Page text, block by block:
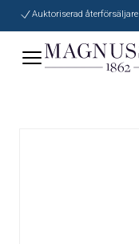
Auktoriserad återförsäljare